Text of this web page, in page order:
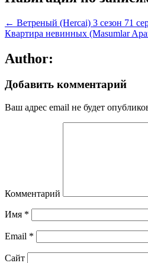
← Ветреный (Hercai) 3 сезон 71
Квартира невинных (Masumlar
Author:
Добавить комментарий
Ваш адрес email не будет
Комментарий
Имя *
Email *
Сайт